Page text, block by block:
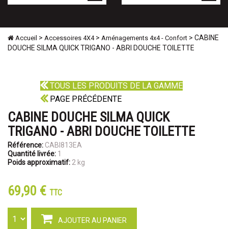
Accueil > Accessoires 4X4> Aménagements 4x4 - Confort > CABINE
DOUCHE SILMA QUICK TRIGANO - ABRI DOUCHE TOILETTE
TOUS LES PRODUITS DE LA GAMME
PAGE PRÉCÉDENTE
CABINE DOUCHE SILMA QUICK
TRIGANO - ABRI DOUCHE TOILETTE
Référence: CABI813EA
Quantité livrée: 1
Poids approximatif: 2 kg
69,90 € TTC
AJOUTER AU PANIER